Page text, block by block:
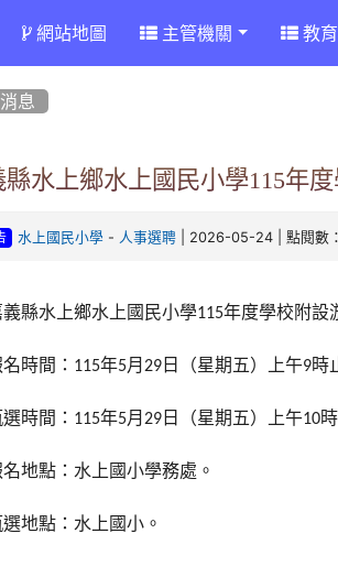
網站地圖 主管機關 教
息
縣水上鄉水上國民小學115年
水上國民小學 - 人事選聘 | 2026-05-24 | 點閱數
義縣水上鄉水上國民小學115年度學校附設
時間： 115年5月 29 日（星期五）上午9時
時間： 115年5月 29 日（星期五）上午10
名地點：水上國小學務處。
選地點：水上國小。